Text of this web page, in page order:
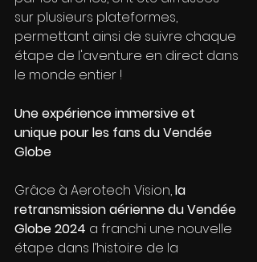
sur plusieurs plateformes,
permettant ainsi de suivre chaque
étape de l'aventure en direct dans
le monde entier !
Une expérience immersive et
unique pour les fans du Vendée
Globe
Grâce à Aerotech Vision, la
retransmission aérienne du Vendée
Globe 2024 a franchi une nouvelle
étape dans l’histoire de la